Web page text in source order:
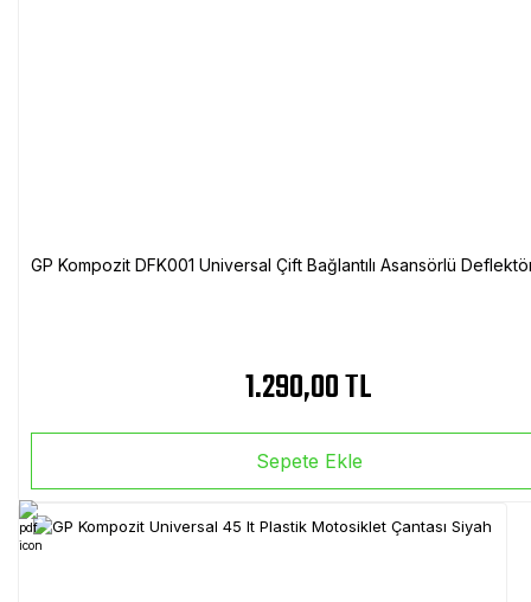
GP Kompozit DFK001 Universal Çift Bağlantılı Asansörlü
1.290,00 TL
Sepete Ekle